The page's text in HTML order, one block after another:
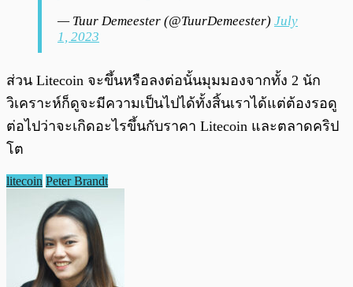
— Tuur Demeester (@TuurDemeester) July
1, 2023
ส่วน Litecoin จะขึ้นหรือลงต่อนั้นมุมมองจากทั้ง 2 นัก
วิเคราะห์ก็ดูจะมีความเป็นไปได้ทั้งสิ้นเราได้แต่ต้องรอดู
ต่อไปว่าจะเกิดอะไรขึ้นกับราคา Litecoin และตลาดคริป
โต
litecoin Peter Brandt